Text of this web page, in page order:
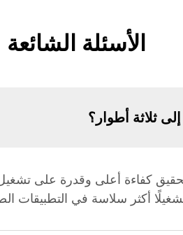
الأسئلة الشائعة
ثلاثة أطوار؟
كفاءة أعلى وقدرة على
أكثر سلاسة في التطبيقات